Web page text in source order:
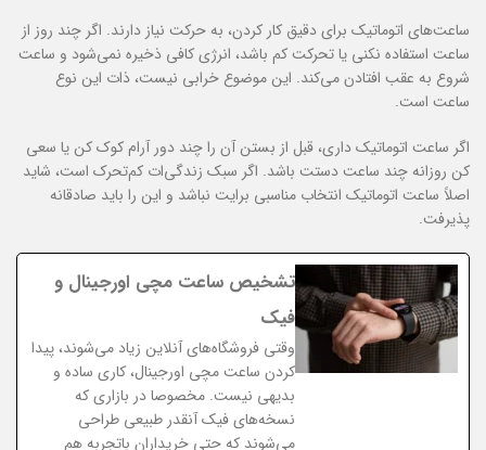
ساعت‌های اتوماتیک برای دقیق کار کردن، به حرکت نیاز دارند. اگر چند روز از
ساعت استفاده نکنی یا تحرکت کم باشد، انرژی کافی ذخیره نمی‌شود و ساعت
شروع به عقب افتادن می‌کند. این موضوع خرابی نیست، ذات این نوع
ساعت است.
اگر ساعت اتوماتیک داری، قبل از بستن آن را چند دور آرام کوک کن یا سعی
کن روزانه چند ساعت دستت باشد. اگر سبک زندگی‌ات کم‌تحرک است، شاید
اصلاً ساعت اتوماتیک انتخاب مناسبی برایت نباشد و این را باید صادقانه
پذیرفت.
تشخیص ساعت مچی اورجینال و
فیک
وقتی فروشگاه‌های آنلاین زیاد می‌شوند، پیدا
کردن ساعت مچی اورجینال، کاری ساده و
بدیهی نیست. مخصوصا در بازاری که
نسخه‌های فیک آنقدر طبیعی طراحی
می‌شوند که حتی خریداران باتجربه هم